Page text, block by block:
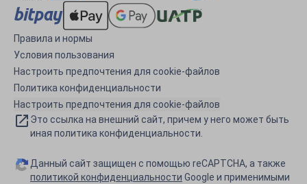
Правила и нормы
Условия пользования
Настроить предпочтения для cookie-файлов
Политика конфиденциальности
Настроить предпочтения для cookie-файлов
Это ссылка на внешний сайт, причем у него может быть
иная политика конфиденциальности.
Данный сайт защищен с помощью reCAPTCHA, а также
политикой конфиденциальности Google и применимыми